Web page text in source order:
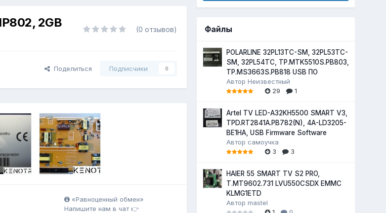
2GB (0 отзывов)
Поделиться Подписчики 0
«Равноценный обмен»
Напишите нам в чат 👉
Файлы
POLARLINE 32PL13TC-SM, 32PL53TC-
SM, 32PL54TC, TP.MTK5510S.PB803,
TP.MS3663S.PB818 USB ПО
АвторНеизвестный
29
1
Artel TV LED-A32KH5500 SMART V3,
TPD.RT2841A.PB782(N), 4A-LD3205-
BE1HA, USB Firmware Software
Автор самоучка
3
3
HAIER 55 SMART TV S2 PRO,
T.MT9602.731 LVU550CSDX EMMC
KLMG1ETD
Авторmastel